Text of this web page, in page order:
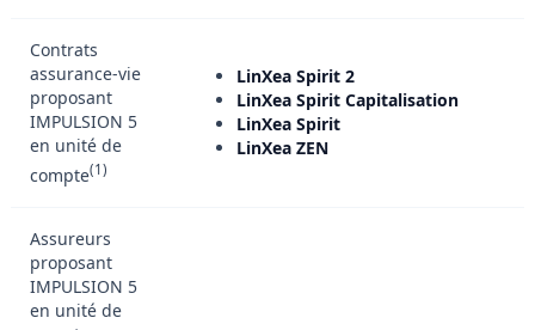
Contrats
assurance-vie
proposant
IMPULSION 5
en unité de
compte(1)
LinXea Spirit 2
LinXea Spirit Capitalisation
LinXea Spirit
LinXea ZEN
Assureurs
proposant
IMPULSION 5
en unité de